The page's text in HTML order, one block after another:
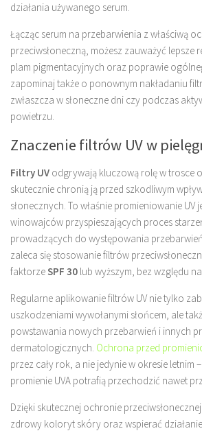
działania używanego serum.
Łącząc serum na przebarwienia z właściwą
przeciwsłoneczną, możesz zauważyć lepsze
plam pigmentacyjnych oraz poprawie
zapominaj także o ponownym nakładaniu
zwłaszcza w słoneczne dni czy podczas
powietrzu.
Znaczenie filtrów UV w
Filtry UV odgrywają kluczową rolę w trosce
skutecznie chronią ją przed szkodliwym
słonecznych. To właśnie promieniowanie UV
winowajców przyspieszających proces
prowadzących do występowania
zaleca się stosowanie filtrów
faktorzeSPF 30 lub wyższym, bez względu
Regularne aplikowanie filtrów UV nie tylko
uszkodzeniami wywołanymi słońcem, ale
powstawania nowych przebarwień i innych
dermatologicznych. Ochrona przed
przez cały rok, a nie jedynie w okresie letnim
promienie UVA potrafią przechodzić nawet
Dzięki skutecznej ochronie
zdrowy koloryt skóry oraz wspierać